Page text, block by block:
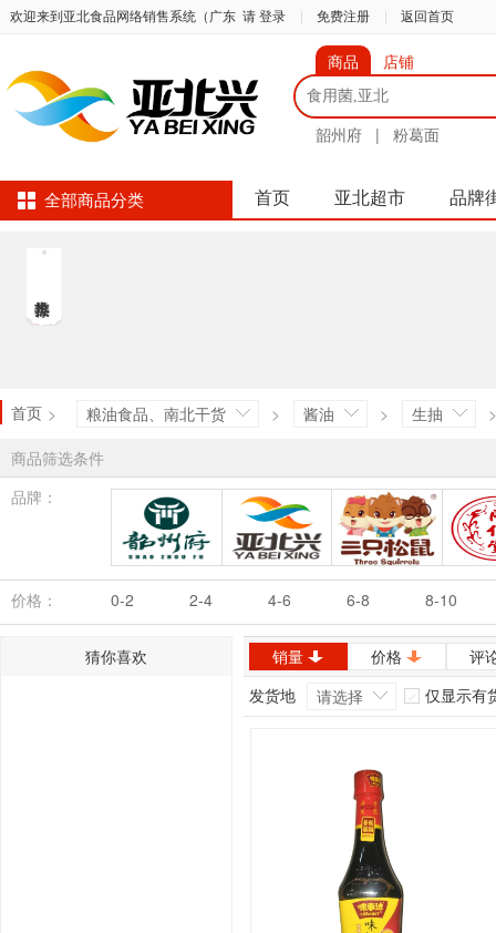
欢迎来到亚北食品网络销售系统（广东 请 登录 免费注册 返回首页
商品 店铺
韶州府 | 粉葛面
全部商品分类 首页 亚北超市 品牌
首页 > 粮油食品、南北干货 > 酱油 > 生抽
>
商品筛选条件
品牌：
韶州府 亚北兴 三只松鼠
同
价格：
0-2 2-4 4-6 6-8 8-10
猜你喜欢 销量 价格
评
发货地
请选择 仅显示有